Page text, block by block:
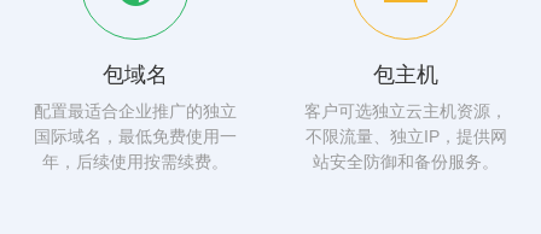
包域名
配置最适合企业推广的独立
国际域名，最低免费使用一
年，后续使用按需续费。
包主机
客户可选独立云主机资源，
不限流量、独立IP，提供网
站安全防御和备份服务。